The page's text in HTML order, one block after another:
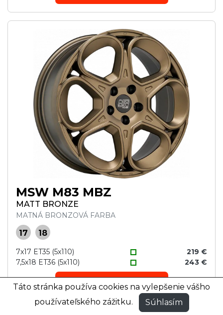
MSW M83 MBZ
MATT BRONZE
MATNÁ BRONZOVÁ FARBA
17 18
7x17 ET35 (5x110)
219 €
7,5x18 ET36 (5x110)
243 €
DETAIL + FOTO
Táto stránka používa cookies na vylepšenie vášho
používateľského zážitku.
Súhlasím